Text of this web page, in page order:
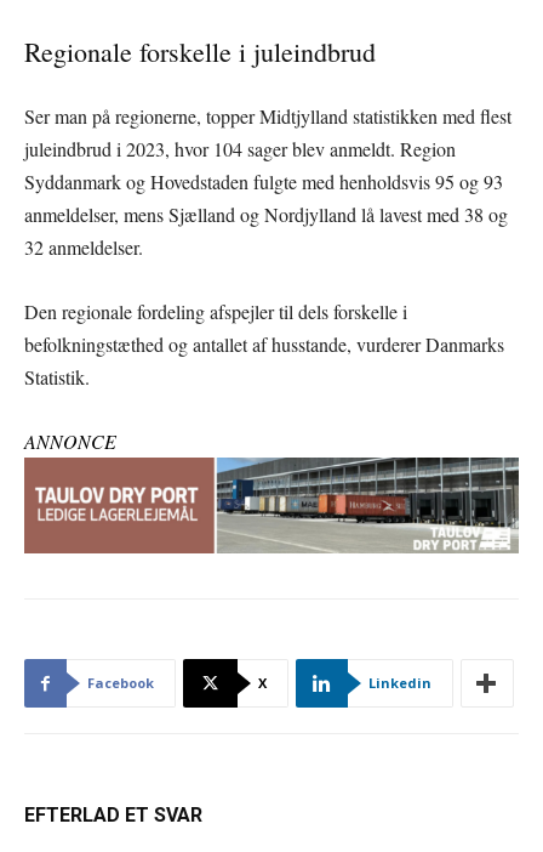
Regionale forskelle i juleindbrud
Ser man på regionerne, topper Midtjylland statistikken med flest
juleindbrud i 2023, hvor 104 sager blev anmeldt. Region
Syddanmark og Hovedstaden fulgte med henholdsvis 95 og 93
anmeldelser, mens Sjælland og Nordjylland lå lavest med 38 og
32 anmeldelser.
Den regionale fordeling afspejler til dels forskelle i
befolkningstæthed og antallet af husstande, vurderer Danmarks
Statistik.
ANNONCE
Facebook X Linkedin
EFTERLAD ET SVAR